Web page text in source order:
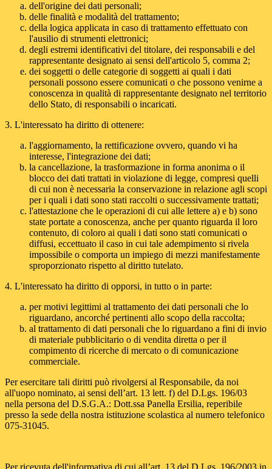
dell'origine dei dati personali;
delle finalità e modalità del trattamento;
della logica applicata in caso di trattamento effettuato con
l'ausilio di strumenti elettronici;
degli estremi identificativi del titolare, dei responsabili e del
rappresentante designato ai sensi dell'articolo 5, comma 2;
dei soggetti o delle categorie di soggetti ai quali i dati
personali possono essere comunicati o che possono venirne a
conoscenza in qualità di rappresentante designato nel territorio
dello Stato, di responsabili o incaricati.
3. L'interessato ha diritto di ottenere:
l'aggiornamento, la rettificazione ovvero, quando vi ha
interesse, l'integrazione dei dati;
la cancellazione, la trasformazione in forma anonima o il
blocco dei dati trattati in violazione di legge, compresi quelli
di cui non è necessaria la conservazione in relazione agli scopi
per i quali i dati sono stati raccolti o successivamente trattati;
l'attestazione che le operazioni di cui alle lettere a) e b) sono
state portate a conoscenza, anche per quanto riguarda il loro
contenuto, di coloro ai quali i dati sono stati comunicati o
diffusi, eccettuato il caso in cui tale adempimento si rivela
impossibile o comporta un impiego di mezzi manifestamente
sproporzionato rispetto al diritto tutelato.
4. L'interessato ha diritto di opporsi, in tutto o in parte:
per motivi legittimi al trattamento dei dati personali che lo
riguardano, ancorché pertinenti allo scopo della raccolta;
al trattamento di dati personali che lo riguardano a fini di invio
di materiale pubblicitario o di vendita diretta o per il
compimento di ricerche di mercato o di comunicazione
commerciale.
Per esercitare tali diritti può rivolgersi al Responsabile, da noi
all'uopo nominato, ai sensi dell’art. 13 lett. f) del D.Lgs. 196/03
nella persona del D.S.G.A.: Dott.ssa Panella Ersilia, reperibile
presso la sede della nostra istituzione scolastica al numero telefonico
075-31045.